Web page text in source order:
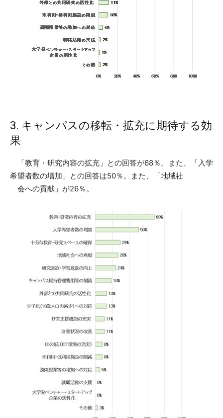
3. キャンパスの移転・拡充に期待する効
果
「教育・研究内容の拡充」との回答が68％。また、「入学
希望者数の増加」との回答は50％。また、「地域社
会への貢献」が26％。